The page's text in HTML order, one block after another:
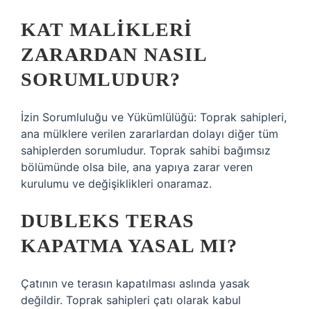
KAT MALIKLERI
ZARARDAN NASIL
SORUMLUDUR?
İzin Sorumluluğu ve Yükümlülüğü: Toprak sahipleri,
ana mülklere verilen zararlardan dolayı diğer tüm
sahiplerden sorumludur. Toprak sahibi bağımsız
bölümünde olsa bile, ana yapıya zarar veren
kurulumu ve değişiklikleri onaramaz.
DUBLEKS TERAS
KAPATMA YASAL MI?
Çatının ve terasın kapatılması aslında yasak
değildir. Toprak sahipleri çatı olarak kabul